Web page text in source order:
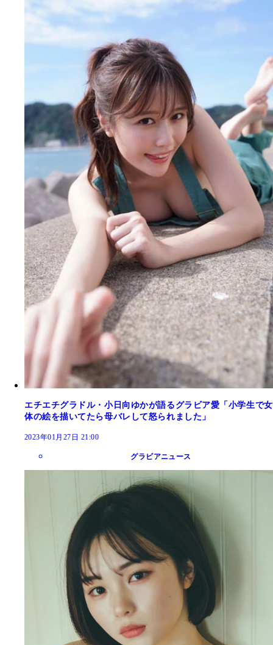
エチエチグラドル・小日向ゆかが語るグラビア愛「小学生で女
体の絵を描いてたら母バレして怒られました」
2023年01月27日 21:00
グラビアニュース